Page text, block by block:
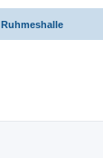
Ruhmeshalle